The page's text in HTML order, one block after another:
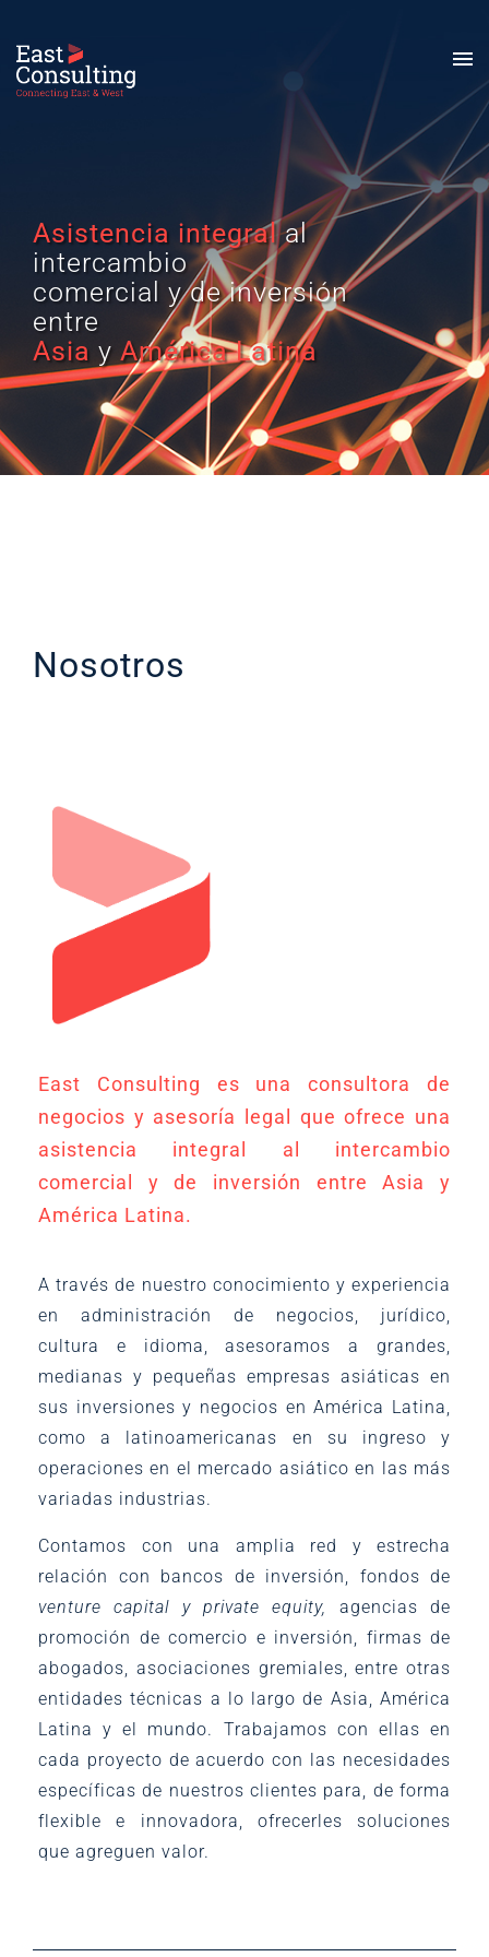
Español
Asistencia integralal
intercambio
comercial y de inversión
entre
Asia y América Latina
Nosotros
East Consulting es una consultora de
negocios y asesoría legal que ofrece una
asistencia integral al intercambio
comercial y de inversión entre Asia y
América Latina.
A través de nuestro conocimiento y experiencia
en administración de negocios, jurídico,
cultura e idioma, asesoramos a grandes,
medianas y pequeñas empresas asiáticas en
sus inversiones y negocios en América Latina,
como a latinoamericanas en su ingreso y
operaciones en el mercado asiático en las más
variadas industrias.
Contamos con una amplia red y estrecha
relación con bancos de inversión, fondos de
venture capital y private equity,
agencias de
promoción de comercio e inversión, firmas de
abogados, asociaciones gremiales, entre otras
entidades técnicas a lo largo de Asia, América
Latina y el mundo. Trabajamos con ellas en
cada proyecto de acuerdo con las necesidades
específicas de nuestros clientes para, de forma
flexible e innovadora, ofrecerles soluciones
que agreguen valor.